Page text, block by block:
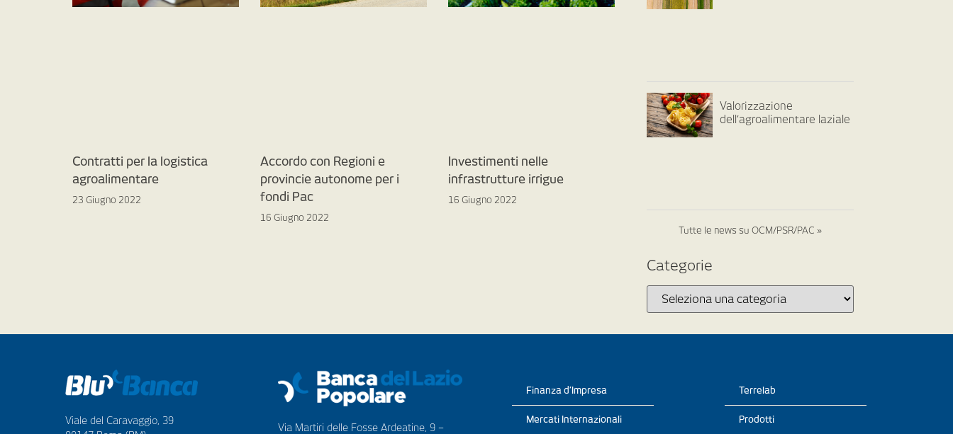
Contratti per la logistica
agroalimentare
23 Giugno 2022
Accordo con Regioni e
provincie autonome per i
fondi Pac
16 Giugno 2022
Investimenti nelle
infrastrutture irrigue
16 Giugno 2022
Valorizzazione
dell’agroalimentare laziale
Tutte le news su OCM/PSR/PAC »
Categorie
Viale del Caravaggio, 39
Via Martiri delle Fosse Ardeatine, 9 –
Finanza d’Impresa
Mercati Internazionali
Terrelab
Prodotti